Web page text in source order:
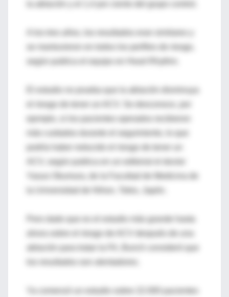
la ablación y el 1,4 por ciento del grupo control.
se mantuvieron en todos los perfiles de riesgo,
según publica el equipo en Heart Rhythm.
el riesgo de tener un ACV. Se desconoce, por
más cuidados durante el seguimiento, lo que
podría haber reducido el riesgo de tener un
ACV, según publica en un editorial el doctor
la Universidad de Nihon, Tokio, Japón.
ahora sobre el riesgo de ACV después de una